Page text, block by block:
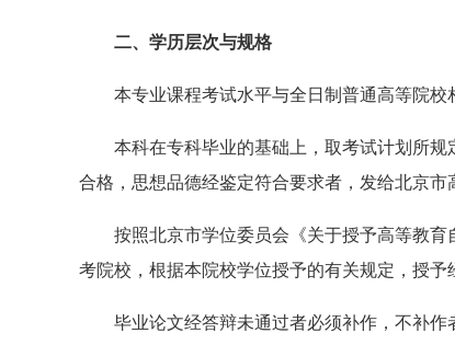
二、学历层次与规格
本专业课程考试水平与全日制普通高等院校
本科在专科毕业的基础上，取考试计划所规
合格，思想品德经鉴定符合要求者，发给北京市
按照北京市学位委员会《关于授予高等教育
考院校，根据本院校学位授予的有关规定，授予
毕业论文经答辩未通过者必须补作，不补作